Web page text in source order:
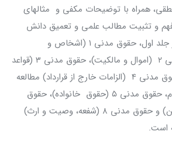
همراه با توضیحات مکفی و مثال­های
فهم و تثبیت مطالب علمی و تعمیق دانش
حقوقی، مؤثر باشد. در جلد اول، حقوق مدنی ۱ (اشخاص و
محجورین)، حقوق مدنی ۲ (اموال و مالکیت)، حقوق مدنی ۳ (قواعد
عمومی قراردادها) و حقوق مدنی ۴ (الزامات خارج از قرارداد) مطالعه
شده است و در جلد دوم، حقوق مدنی ۵ (حقوق خانواده)، حقوق
مدنی ۶ و ۷ (عقود معین) و حقوق مدنی ۸ (شفعه، وصیت و ارث)
است.